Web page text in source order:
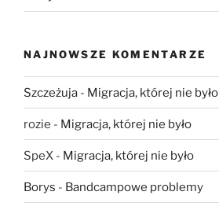
NAJNOWSZE KOMENTARZE
Szczeżuja - Migracja, której nie było
rozie - Migracja, której nie było
SpeX - Migracja, której nie było
Borys - Bandcampowe problemy